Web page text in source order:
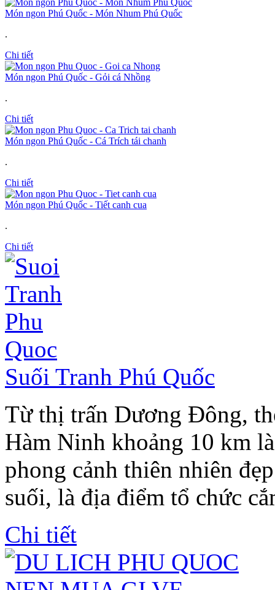
Món ngon Phú Quốc - Món Nhum Phú Quốc
.
Chi tiết
Món ngon Phú Quốc - Gỏi cá Nhồng
.
Chi tiết
Món ngon Phú Quốc - Cá Trích tái chanh
.
Chi tiết
Món ngon Phú Quốc - Tiết canh cua
.
Chi tiết
Suối Tranh Phú Quốc
Từ thị trấn Dương Đông,
Hàm Ninh khoảng 10 km
phong cảnh thiên nhiên
suối, là địa điểm tổ chức
Chi tiết